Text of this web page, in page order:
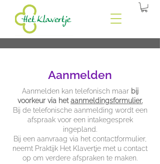
Aanmelden
Aanmelden kan telefonisch maar bij
voorkeur via hetaanmeldingsformulier.
Bij de telefonische aanmelding wordt een
afspraak voor een intakegesprek
ingepland.
Bij een aanvraag via het contactformulier,
neemt Praktijk Het Klavertje met u contact
op om verdere afspraken te maken.